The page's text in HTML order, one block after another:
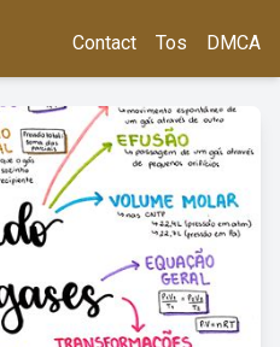
Contact Tos DMCA